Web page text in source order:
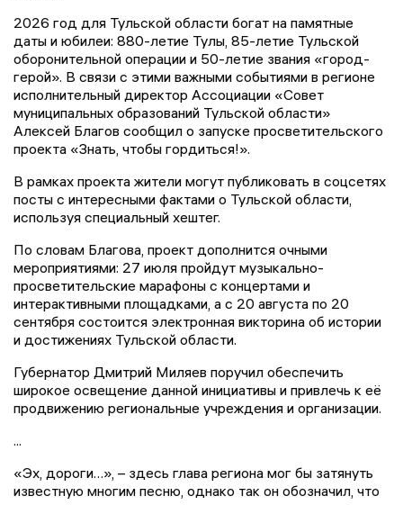
2026 год для Тульской области богат на памятные
даты и юбилеи: 880-летие Тулы, 85-летие Тульской
оборонительной операции и 50-летие звания «город-
герой». В связи с этими важными событиями в регионе
исполнительный директор Ассоциации «Совет
муниципальных образований Тульской области»
Алексей Благов сообщил о запуске просветительского
проекта «Знать, чтобы гордиться!».
В рамках проекта жители могут публиковать в соцсетях
посты с интересными фактами о Тульской области,
используя специальный хештег.
По словам Благова, проект дополнится очными
мероприятиями: 27 июля пройдут музыкально-
просветительские марафоны с концертами и
интерактивными площадками, а с 20 августа по 20
сентября состоится электронная викторина об истории
и достижениях Тульской области.
Губернатор Дмитрий Миляев поручил обеспечить
широкое освещение данной инициативы и привлечь к её
продвижению региональные учреждения и организации.
...
«Эх, дороги…», – здесь глава региона мог бы затянуть
известную многим песню, однако так он обозначил, что